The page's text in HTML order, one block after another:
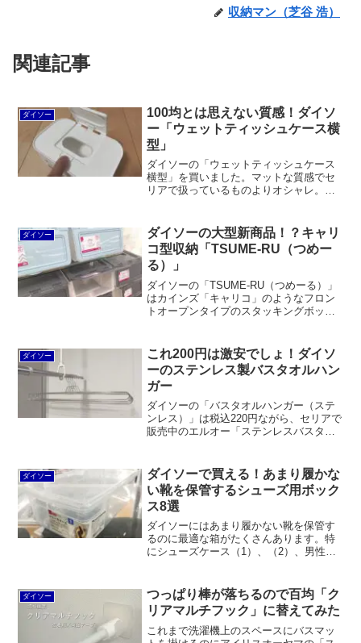
収納マン（芝谷 浩）
関連記事
ダイソー
100均とは思えない質感！ダイソ
ー「ウェットティッシュケース横
型」
ダイソーの「ウェットティッシュケース
横型」を買いました。マットな質感でセ
リアで扱っているものよりオシャレ。ワ
ト）」よりストレスなく使いやすい。価
格も100均だから安いです。
ダイソー
ダイソーの大型新商品！？キャリ
コ型収納「TSUME-RU（つめー
る）」
ダイソーの「TSUME-RU（つめーる）」
はカインズ「キャリコ」のようなフロン
トオープンタイプのスタッキングボック
軟弱でフタもすぐにダメになりそうで
す。
ダイソー
これ200円は激安でしょ！ダイソ
ーのステンレス製バスタオルハン
ガー
ダイソーの「バスタオルハンガー（ステ
ンレス）」は税込220円ながら、セリアで
販売中のエルオー「ステンレスバスタオ
く、見た目も美しくて、一生モノと思え
るほどです。
ダイソー
ダイソーで買える！あまり履かな
い靴を保管するシューズ用ボック
ス8選
ダイソーにはあまり履かない靴を保管す
るのに最適な箱がたくさんあります。特
にシューズケース（1）、（2）、男性用
税込330円で組立式ながら、フラップ扉付
きで出し入れしやすいのが良いですね。
ダイソー
つっぱり棒が落ちるので百均「ク
リアマルチフック」に替えてみた
これまで洗濯機上のスペースにバスマッ